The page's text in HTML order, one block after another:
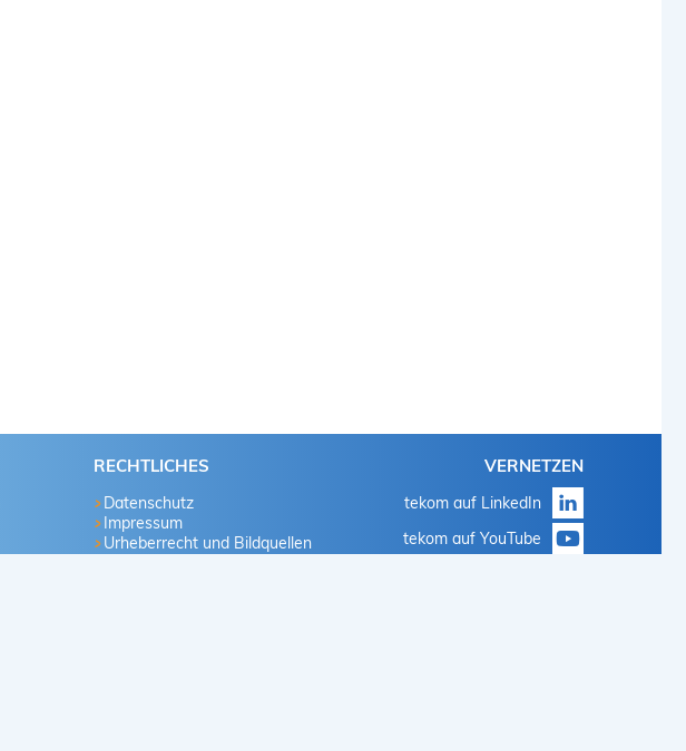
RECHTLICHES
Datenschutz
Impressum
Urheberrecht und Bildquellen
VERNETZEN
tekom auf LinkedIn
tekom auf YouTube